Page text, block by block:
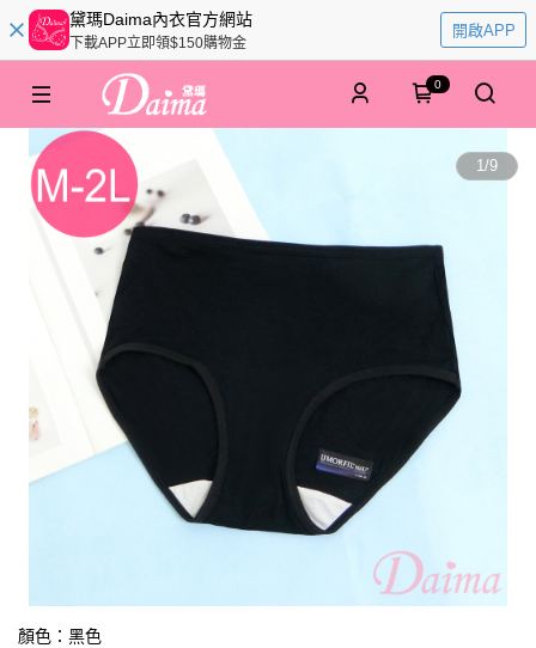
黛瑪Daima內衣官方網站
下載APP立即領$150購物金
開啟APP
0
1/9
顏色：黑色